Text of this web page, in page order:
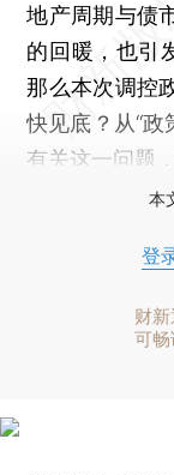
地产周期与债
的回暖，也引
那么本次调控
快见底？从“政
有关这一问题
本
登
财
可畅